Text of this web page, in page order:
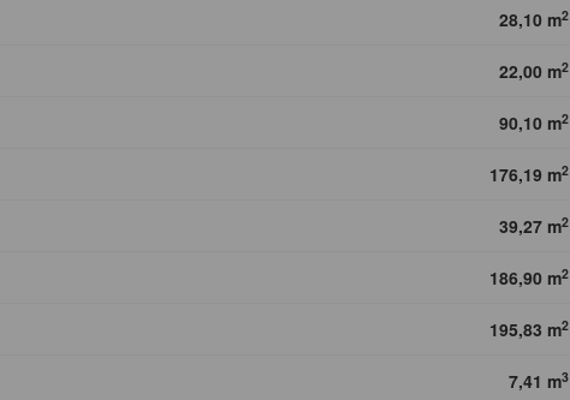
28,10 m2
22,00 m2
90,10 m2
176,19 m2
39,27 m2
186,90 m2
195,83 m2
7,41 m3